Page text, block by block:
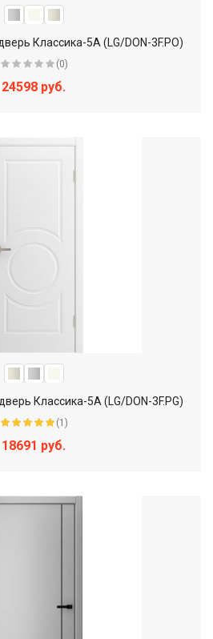
Классика-5А (LG/DON-3F.PO)
(0)
24598 руб.
Классика-5А (LG/DON-3F.PG)
(1)
18691 руб.